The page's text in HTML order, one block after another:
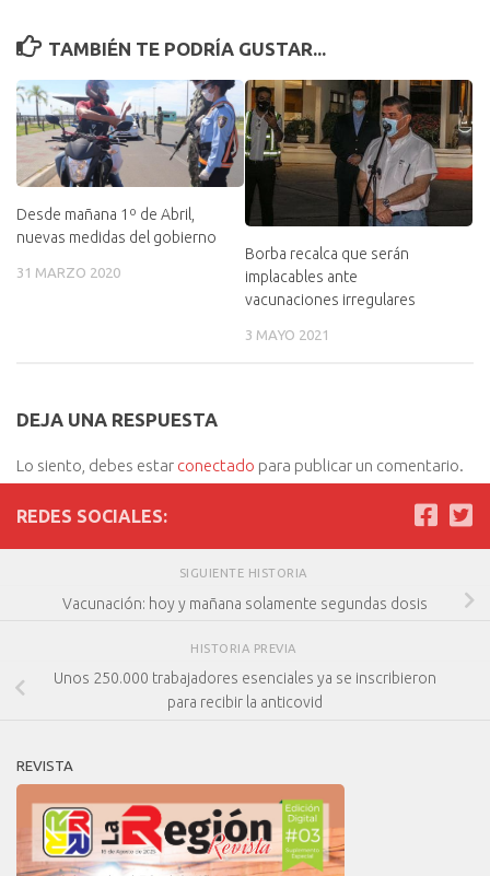
TAMBIÉN TE PODRÍA GUSTAR...
Desde mañana 1º de Abril,
nuevas medidas del gobierno
31 MARZO 2020
Borba recalca que serán
implacables ante
vacunaciones irregulares
3 MAYO 2021
DEJA UNA RESPUESTA
Lo siento, debes estar conectado para publicar un comentario.
REDES SOCIALES:
SIGUIENTE HISTORIA
Vacunación: hoy y mañana solamente segundas dosis
HISTORIA PREVIA
Unos 250.000 trabajadores esenciales ya se inscribieron
para recibir la anticovid
REVISTA